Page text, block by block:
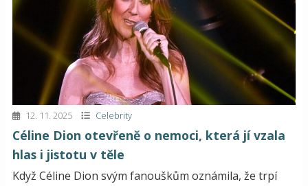
12. 11. 2025 Celebrity
Céline Dion otevřeně o nemoci, která jí vzala
hlas i jistotu v těle
Když Céline Dion svým fanouškům oznámila, že trpí